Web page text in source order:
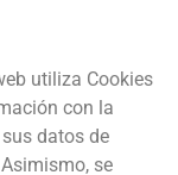
utiliza Cookies
con la
datos de
se